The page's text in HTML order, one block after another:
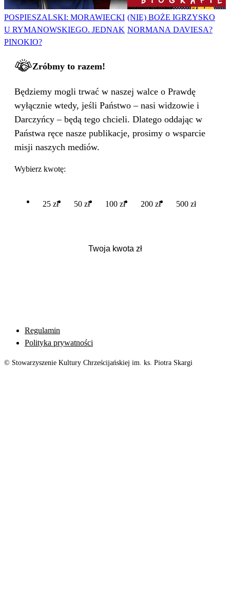
POSPIESZALSKI: MORAWIECKI
U RYMANOWSKIEGO. JEDNAK
PINOKIO?
(NIE) BOŻE IGRZYSKO
NORMANA DAVIESA?
Zróbmy to razem!
Będziemy mogli trwać w naszej walce o Prawdę
wyłącznie wtedy, jeśli Państwo – nasi widzowie i
Darczyńcy – będą tego chcieli. Dlatego oddając w
Państwa ręce nasze publikacje, prosimy o wsparcie
misji naszych mediów.
Wybierz kwotę:
25 zł 50 zł 100 zł 200 zł 500 zł
Regulamin
Polityka prywatności
© Stowarzyszenie Kultury Chrześcijańskiej im. ks. Piotra Skargi